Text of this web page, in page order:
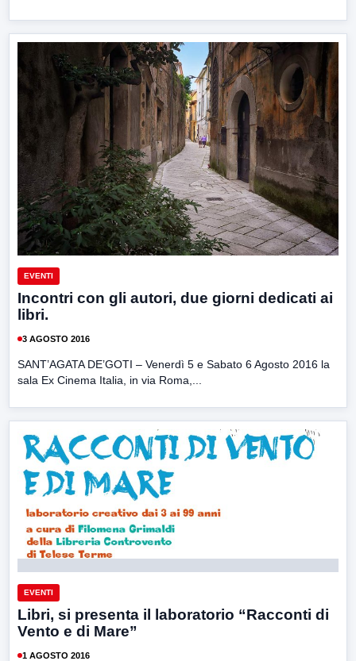
EVENTI
Incontri con gli autori, due giorni dedicati ai
libri.
3 AGOSTO 2016
SANT’AGATA DE’GOTI – Venerdì 5 e Sabato 6 Agosto 2016 la
sala Ex Cinema Italia, in via Roma,...
EVENTI
Libri, si presenta il laboratorio “Racconti di
Vento e di Mare”
1 AGOSTO 2016